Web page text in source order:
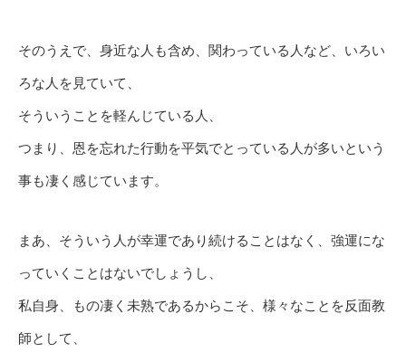
そのうえで、身近な人も含め、関わっている人など、いろい
ろな人を見ていて、
そういうことを軽んじている人、
つまり、恩を忘れた行動を平気でとっている人が多いという
事も凄く感じています。
まあ、そういう人が幸運であり続けることはなく、強運にな
っていくことはないでしょうし、
私自身、もの凄く未熟であるからこそ、様々なことを反面教
師として、